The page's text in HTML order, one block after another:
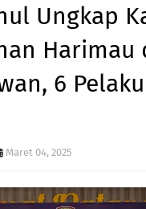
Ungkap
Harimau
6 Pelaku
Maret 04, 2025